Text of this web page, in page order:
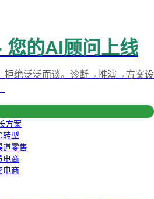
方案
转型
道零售
电商
电商
的AI顾问上线
拒绝泛泛而谈。诊断→推演→方案设